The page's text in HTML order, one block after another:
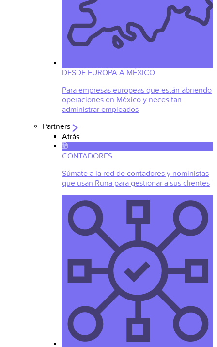
DESDE EUROPA A MÉXICO
Para empresas europeas que están abriendo
operaciones en México y necesitan
administrar empleados
Partners
Atrás
CONTADORES
Súmate a la red de contadores y noministas
que usan Runa para gestionar a sus clientes